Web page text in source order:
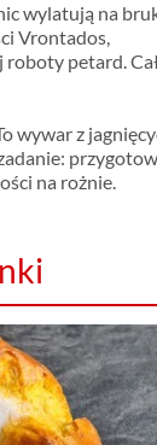
wylatują na
Vrontados,
petard.
wywar z
na rożnie.